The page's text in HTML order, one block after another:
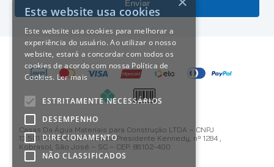
Enviar
Casas Da Água Materiais para Construção LTDA – CNPJ
13.501.187/0001-59 Avenida Presidente Kennedy, nº 1284 ,
Kobrasol, São José – SC – CEP: 88.102-400
Este website usa cookies
Este website usa cookies para melhorar a
experiência do usuário. Ao utilizar o nosso
website, estará a concordar com todos os
cookies de acordo com nossa Política de
Cookies. Ler mais
ESTRITAMENTE NECESSÁRIOS
DESEMPENHO
DIRECIONAMENTO
NÃO CLASSIFICADOS